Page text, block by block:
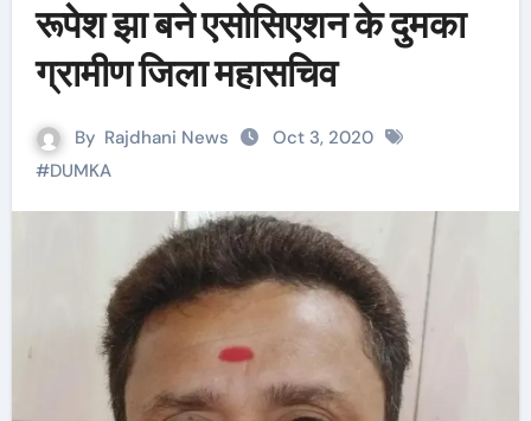
रूपेश झा बने एसोसिएशन के दुमका
ग्रामीण जिला महासचिव
By Rajdhani News
Oct 3, 2020
#DUMKA